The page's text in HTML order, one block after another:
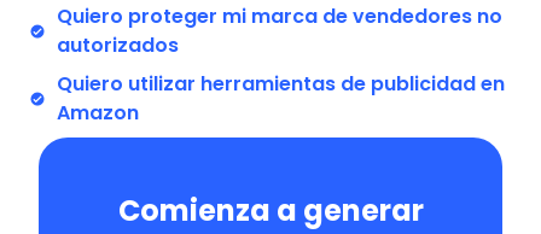
Quiero proteger mi marca de vendedores no
autorizados
Quiero utilizar herramientas de publicidad en
Amazon
Comienza a generar